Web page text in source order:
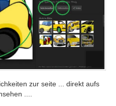
zur seite ... direkt aufs
....